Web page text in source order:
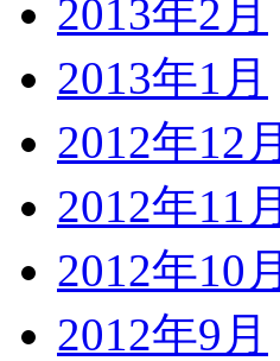
2013年2月
2013年1月
2012年12月
2012年11月
2012年10月
2012年9月